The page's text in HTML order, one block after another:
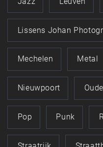
Lissens Johan
Mechelen Metal
Nieuwpoort
Pop Punk